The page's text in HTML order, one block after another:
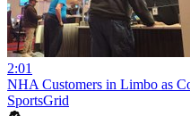
2:01
NHA Customers in Limbo as
SportsGrid